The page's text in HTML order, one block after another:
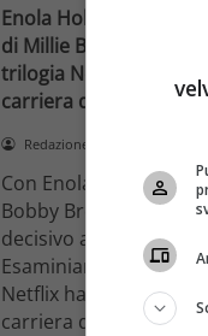
Enola Holmes 3 e il
di Millie Bobby Brown:
trilogia Netflix ha
carriera di una star
Redazione Velvet
Con Enola Holmes 3,
Bobby Brown compie
decisivo a Hollywood.
Esaminiamo come la
Netflix ha trasformato
carriera da attrice